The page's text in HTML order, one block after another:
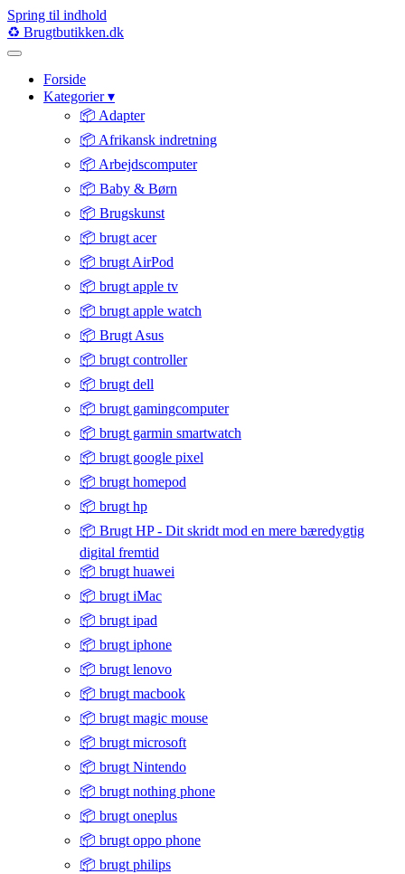
Spring til indhold
♻️ Brugtbutikken.dk
Forside
Kategorier▾
📦 Adapter
📦 Afrikansk indretning
📦 Arbejdscomputer
📦 Baby & Børn
📦 Brugskunst
📦 brugt acer
📦 brugt AirPod
📦 brugt apple tv
📦 brugt apple watch
📦 Brugt Asus
📦 brugt controller
📦 brugt dell
📦 brugt gamingcomputer
📦 brugt garmin smartwatch
📦 brugt google pixel
📦 brugt homepod
📦 brugt hp
📦 Brugt HP - Dit skridt mod en mere bæredygtig
digital fremtid
📦 brugt huawei
📦 brugt iMac
📦 brugt ipad
📦 brugt iphone
📦 brugt lenovo
📦 brugt macbook
📦 brugt magic mouse
📦 brugt microsoft
📦 brugt Nintendo
📦 brugt nothing phone
📦 brugt oneplus
📦 brugt oppo phone
📦 brugt philips